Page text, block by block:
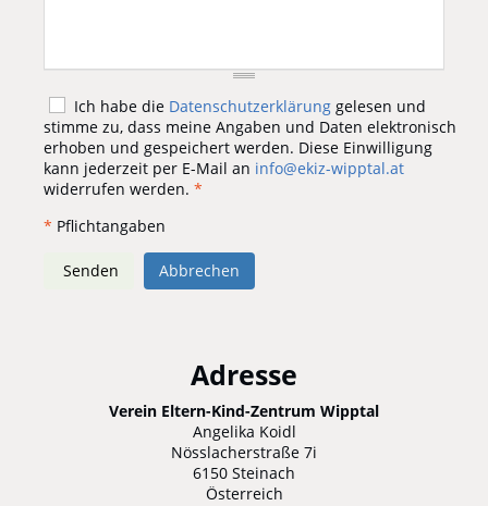
Ich habe die Datenschutzerklärung gelesen und
stimme zu, dass meine Angaben und Daten elektronisch
erhoben und gespeichert werden. Diese Einwilligung
kann jederzeit per E-Mail an info@ekiz-wipptal.at
widerrufen werden. *
* Pflichtangaben
Senden Abbrechen
Adresse
Verein Eltern-Kind-Zentrum Wipptal
Angelika Koidl
Nösslacherstraße 7i
6150 Steinach
Österreich